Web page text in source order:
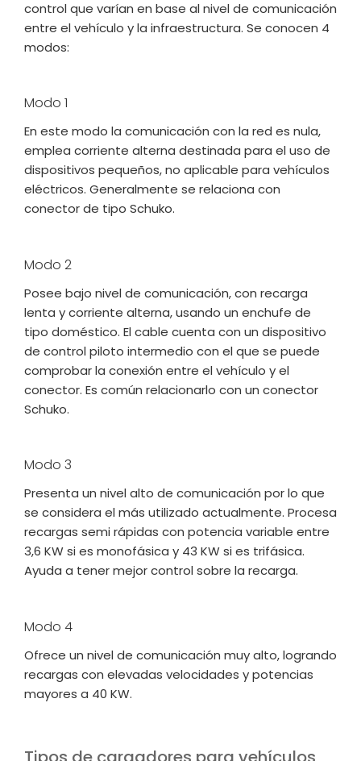
control que varían en base al nivel de comunicación
entre el vehículo y la infraestructura. Se conocen 4
modos:
Modo 1
En este modo la comunicación con la red es nula,
emplea corriente alterna destinada para el uso de
dispositivos pequeños, no aplicable para vehículos
eléctricos. Generalmente se relaciona con
conector de tipo Schuko.
Modo 2
Posee bajo nivel de comunicación, con recarga
lenta y corriente alterna, usando un enchufe de
tipo doméstico. El cable cuenta con un dispositivo
de control piloto intermedio con el que se puede
comprobar la conexión entre el vehículo y el
conector. Es común relacionarlo con un conector
Schuko.
Modo 3
Presenta un nivel alto de comunicación por lo que
se considera el más utilizado actualmente. Procesa
recargas semi rápidas con potencia variable entre
3,6 KW si es monofásica y 43 KW si es trifásica.
Ayuda a tener mejor control sobre la recarga.
Modo 4
Ofrece un nivel de comunicación muy alto, logrando
recargas con elevadas velocidades y potencias
mayores a 40 KW.